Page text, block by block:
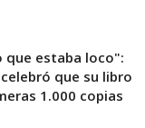
que estaba loco":
que su libro
1.000 copias